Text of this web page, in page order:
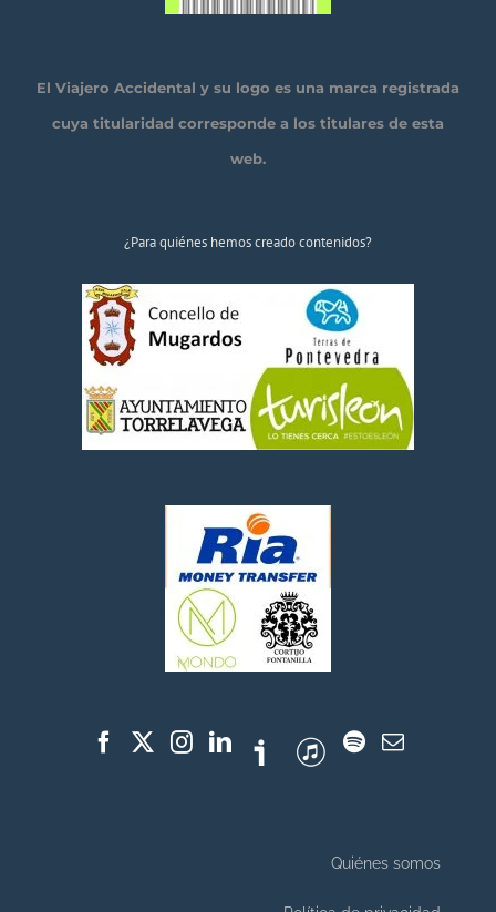
El Viajero Accidental y su logo es una marca registrada
cuya titularidad corresponde a los titulares de esta
web.
¿Para quiénes hemos creado contenidos?
Quiénes somos